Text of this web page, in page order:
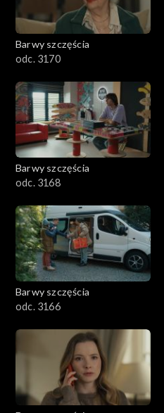
Barwy szczęścia
odc. 3170
Barwy szczęścia
odc. 3168
Barwy szczęścia
odc. 3166